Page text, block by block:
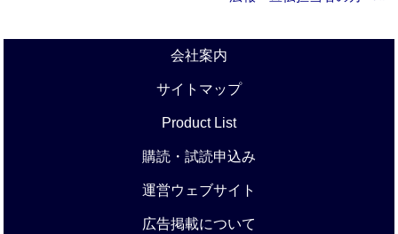
会社案内
サイトマップ
Product List
購読・試読申込み
運営ウェブサイト
広告掲載について